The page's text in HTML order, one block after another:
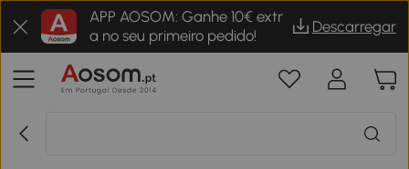
APP AOSOM: Ganhe 10€ extr
a no seu primeiro pedido!
Descarregar